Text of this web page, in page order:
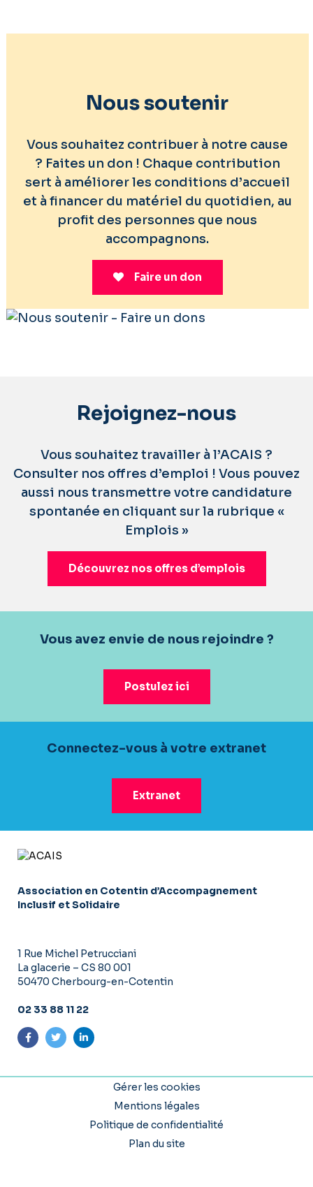
Nous soutenir
Vous souhaitez contribuer à notre cause
? Faites un don ! Chaque contribution
sert à améliorer les conditions d’accueil
et à financer du matériel du quotidien, au
profit des personnes que nous
accompagnons.
Faire un don
Rejoignez-nous
Vous souhaitez travailler à l’ACAIS ?
Consulter nos offres d’emploi ! Vous pouvez
aussi nous transmettre votre candidature
spontanée en cliquant sur la rubrique «
Emplois »
Découvrez nos offres d’emplois
Association en Cotentin d’Accompagnement
Inclusif et Solidaire
1 Rue Michel Petrucciani
La glacerie – CS 80 001
50470 Cherbourg-en-Cotentin
02 33 88 11 22
Suivez-nous sur Facebook
Suivez-nous sur Twitter
Suivez-nous sur LinkedIn
Vous avez envie de nous rejoindre ?
Postulez ici
Connectez-vous à votre extranet
Extranet
Gérer les cookies
Mentions légales
Politique de confidentialité
Plan du site